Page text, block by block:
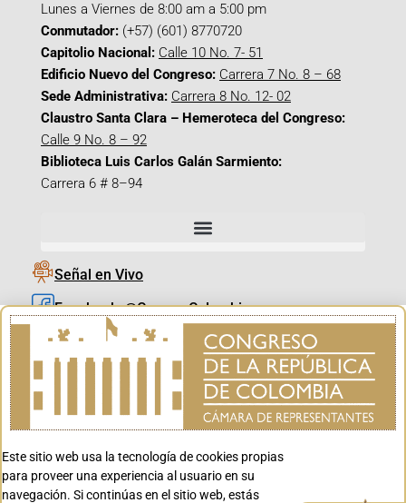
Lunes a Viernes de 8:00 am a 5:00 pm
Conmutador: (+57) (601) 8770720
Capitolio Nacional: Calle 10 No. 7- 51
Edificio Nuevo del Congreso: Carrera 7 No. 8 – 68
Sede Administrativa: Carrera 8 No. 12- 02
Claustro Santa Clara – Hemeroteca del Congreso:
Calle 9 No. 8 – 92
Biblioteca Luis Carlos Galán Sarmiento:
Carrera 6 # 8–94
Señal en Vivo
Facebook_@CamaraColombia
Instagram_@CamaraColombia
X_@CamaraColombia
Youtube_@CamaraColombia
Youtube_@CanalCongreso
Este sitio web usa la tecnología de cookies propias
para proveer una experiencia al usuario en su
navegación. Si continúas en el sitio web, estás